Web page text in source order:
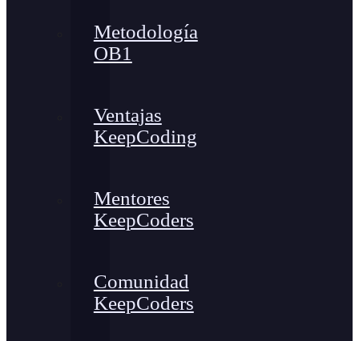
Metodología
OB1
Ventajas
KeepCoding
Mentores
KeepCoders
Comunidad
KeepCoders